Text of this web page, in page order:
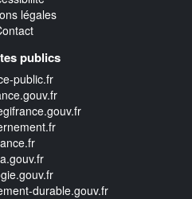
légales
publics
public.fr
durable.gouv.fr